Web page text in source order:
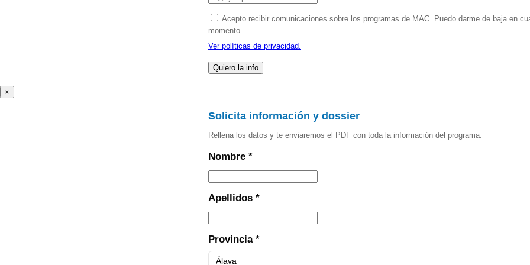
Acepto recibir comunicaciones sobre los programas de MAC. Puedo darme de baja en
momento.
Ver políticas de privacidad.
×
Solicita información y dossier
Rellena los datos y te enviaremos el PDF con toda la información del programa.
Nombre *
Apellidos *
Provincia *